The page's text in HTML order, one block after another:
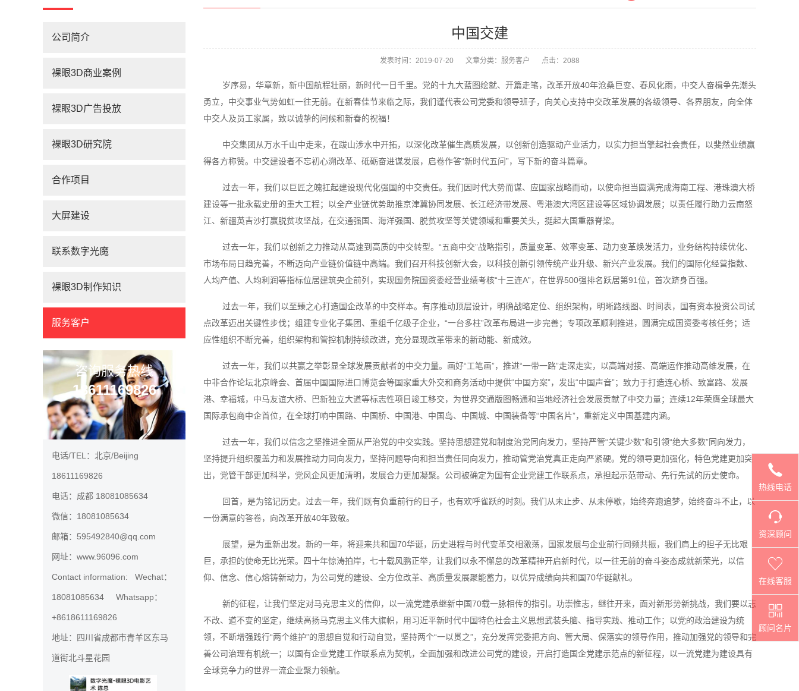
中国交建
发表时间：2019-07-20 文章分类：服务客户 点击：2088
岁序易，华章新，新中国航程壮丽，新时代一日千里。党的十九大蓝图绘就、开篇走笔，改革开放40年沧桑巨变、春风化雨，中交人奋楫争先潮头
勇立，中交事业气势如虹一往无前。在新春佳节来临之际，我们谨代表公司党委和领导班子，向关心支持中交改革发展的各级领导、各界朋友，向全体
中交人及员工家属，致以诚挚的问候和新春的祝福！
中交集团从万水千山中走来，在跋山涉水中开拓，以深化改革催生高质发展，以创新创造驱动产业活力，以实力担当擎起社会责任，以斐然业绩赢
得各方称赞。中交建设者不忘初心溯改革、砥砺奋进谋发展，启卷作答“新时代五问”，写下新的奋斗篇章。
过去一年，我们以巨匠之魄扛起建设现代化强国的中交责任。我们因时代大势而谋、应国家战略而动，以使命担当圆满完成海南工程、港珠澳大桥
建设等一批永载史册的重大工程；以全产业链优势助推京津冀协同发展、长江经济带发展、粤港澳大湾区建设等区域协调发展；以责任履行助力云南怒
江、新疆英吉沙打赢脱贫攻坚战，在交通强国、海洋强国、脱贫攻坚等关键领域和重要关头，挺起大国重器脊梁。
过去一年，我们以创新之力推动从高速到高质的中交转型。“五商中交”战略指引，质量变革、效率变革、动力变革焕发活力，业务结构持续优化、
市场布局日趋完善，不断迈向产业链价值链中高端。我们召开科技创新大会，以科技创新引领传统产业升级、新兴产业发展。我们的国际化经营指数、
人均产值、人均利润等指标位居建筑央企前列，实现国务院国资委经营业绩考核“十三连A”，在世界500强排名跃居第91位，首次跻身百强。
过去一年，我们以至臻之心打造国企改革的中交样本。有序推动顶层设计，明确战略定位、组织架构，明晰路线图、时间表，国有资本投资公司试
点改革迈出关键性步伐；组建专业化子集团、重组千亿级子企业，“一台多柱”改革布局进一步完善；专项改革顺利推进，圆满完成国资委考核任务；适
应性组织不断完善，组织架构和管控机制持续改进，充分显现改革带来的新动能、新成效。
过去一年，我们以共赢之举彰显全球发展贡献者的中交力量。画好“工笔画”，推进“一带一路”走深走实，以高端对接、高端运作推动高维发展，在
中非合作论坛北京峰会、首届中国国际进口博览会等国家重大外交和商务活动中提供“中国方案”，发出“中国声音”；致力于打造连心桥、致富路、发展
港、幸福城，中马友谊大桥、巴新独立大道等标志性项目竣工移交，为世界交通版图畅通和当地经济社会发展贡献了中交力量；连续12年荣膺全球最大
国际承包商中企首位，在全球打响中国路、中国桥、中国港、中国岛、中国城、中国装备等“中国名片”，重新定义中国基建内涵。
过去一年，我们以信念之坚推进全面从严治党的中交实践。坚持思想建党和制度治党同向发力，坚持严管“关键少数”和引领“绝大多数”同向发力，
坚持提升组织覆盖力和发展推动力同向发力，坚持问题导向和担当责任同向发力，推动管党治党真正走向严紧硬。党的领导更加强化，特色党建更加突
出，党管干部更加科学，党风企风更加清明，发展合力更加凝聚。公司被确定为国有企业党建工作联系点，承担起示范带动、先行先试的历史使命。
回首，是为铭记历史。过去一年，我们既有负重前行的日子，也有欢呼雀跃的时刻。我们从未止步、从未停歇，始终奔跑追梦，始终奋斗不止，以
一份满意的答卷，向改革开放40年致敬。
展望，是为重新出发。新的一年，将迎来共和国70华诞，历史进程与时代变革交相激荡，国家发展与企业前行同频共振，我们肩上的担子无比艰
巨，承担的使命无比光荣。四十年惊涛拍岸，七十载风鹏正举，让我们以永不懈怠的改革精神开启新时代，以一往无前的奋斗姿态成就新荣光，以信
仰、信念、信心熔铸新动力，为公司党的建设、全方位改革、高质量发展聚能蓄力，以优异成绩向共和国70华诞献礼。
新的征程，让我们坚定对马克思主义的信仰，以一流党建承继新中国70载一脉相传的指引。功崇惟志，继往开来，面对新形势新挑战，我们要以志
不改、道不变的坚定，继续高扬马克思主义伟大旗帜，用习近平新时代中国特色社会主义思想武装头脑、指导实践、推动工作；以党的政治建设为统
领，不断增强践行“两个维护”的思想自觉和行动自觉，坚持两个“一以贯之”，充分发挥党委把方向、管大局、保落实的领导作用，推动加强党的领导和完
善公司治理有机统一；以国有企业党建工作联系点为契机，全面加强和改进公司党的建设，开启打造国企党建示范点的新征程，以一流党建为建设具有
全球竞争力的世界一流企业聚力领航。
公司简介
裸眼3D商业案例
裸眼3D广告投放
裸眼3D研究院
合作项目
大屏建设
联系数字光魔
裸眼3D制作知识
服务客户
咨询服务热线
18611169826
电话/TEL：北京/Beijing
18611169826
电话：成都 18081085634
微信：18081085634
邮箱：595492840@qq.com
网址：www.96096.com
Contact information: Wechat：
18081085634 Whatsapp：
+8618611169826
地址：四川省成都市青羊区东马
道街北斗星花园
热线电话
资深顾问
在线客服
顾问名片